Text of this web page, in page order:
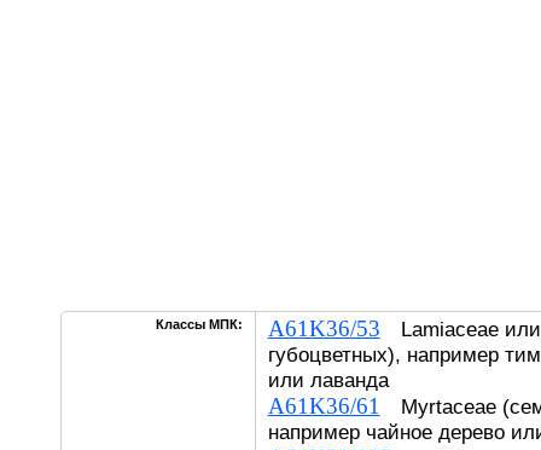
Классы МПК: A61K36/53 Lamiaceae
губоцветных), например
или лаванда
A61K36/61
Myrtaceae
например чайное дерево